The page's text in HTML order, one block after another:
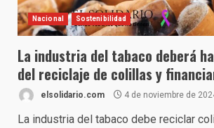
Nacional Sostenibilidad
La industria del tabaco deberá
del reciclaje de colillas y
elsolidario.com 4 de noviembre de
La industria del tabaco debe reciclar